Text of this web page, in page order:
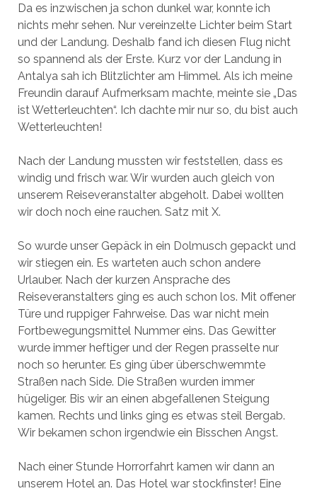
Da es inzwischen ja schon dunkel war, konnte ich
nichts mehr sehen. Nur vereinzelte Lichter beim Start
und der Landung. Deshalb fand ich diesen Flug nicht
so spannend als der Erste. Kurz vor der Landung in
Antalya sah ich Blitzlichter am Himmel. Als ich meine
Freundin darauf Aufmerksam machte, meinte sie „Das
ist Wetterleuchten“. Ich dachte mir nur so, du bist auch
Wetterleuchten!
Nach der Landung mussten wir feststellen, dass es
windig und frisch war. Wir wurden auch gleich von
unserem Reiseveranstalter abgeholt. Dabei wollten
wir doch noch eine rauchen. Satz mit X.
So wurde unser Gepäck in ein Dolmusch gepackt und
wir stiegen ein. Es warteten auch schon andere
Urlauber. Nach der kurzen Ansprache des
Reiseveranstalters ging es auch schon los. Mit offener
Türe und ruppiger Fahrweise. Das war nicht mein
Fortbewegungsmittel Nummer eins. Das Gewitter
wurde immer heftiger und der Regen prasselte nur
noch so herunter. Es ging über überschwemmte
Straßen nach Side. Die Straßen wurden immer
hügeliger. Bis wir an einen abgefallenen Steigung
kamen. Rechts und links ging es etwas steil Bergab.
Wir bekamen schon irgendwie ein Bisschen Angst.
Nach einer Stunde Horrorfahrt kamen wir dann an
unserem Hotel an. Das Hotel war stockfinster! Eine